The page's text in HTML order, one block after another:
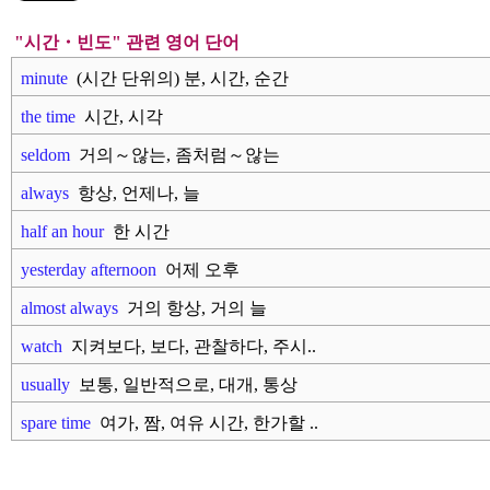
"시간・빈도" 관련 영어 단어
minute (시간 단위의) 분, 시간, 순간
the time 시간, 시각
seldom 거의～않는, 좀처럼～않는
always 항상, 언제나, 늘
half an hour한 시간
yesterday afternoon 어제 오후
almost always 거의 항상, 거의 늘
watch 지켜보다, 보다, 관찰하다, 주시..
usually 보통, 일반적으로, 대개, 통상
spare time 여가, 짬, 여유 시간, 한가할 ..